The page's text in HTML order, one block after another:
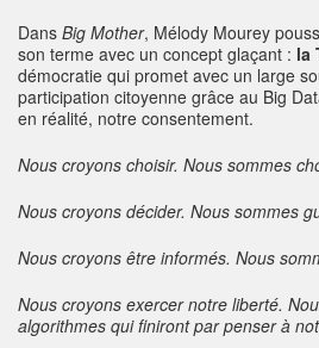
Dans Big Mother, Mélody Mourey
son terme avec un concept glaçant : la
démocratie qui promet avec un large
participation citoyenne grâce au Big
en réalité, notre consentement.
Nous croyons choisir. Nous sommes
Nous croyons décider. Nous sommes
Nous croyons être informés. Nous
Nous croyons exercer notre liberté.
algorithmes qui finiront par penser à